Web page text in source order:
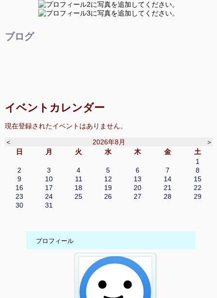
ブログ
イベントカレンダー
現在登録されたイベントはありません。
＜ 2026年8月
＞
日
月 火 水 木 金
土
1
2
3 4 5 6 7
8
9
10 11 12 13 14
15
16
17 18 19 20 21
22
23
24 25 26 27 28
29
30
31
プロフィール